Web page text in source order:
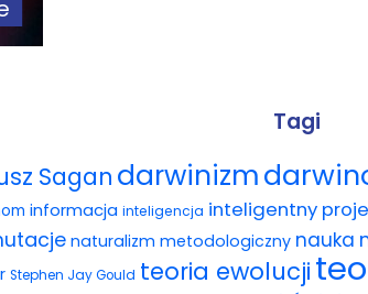
Tagi
Sagan darwinizm
informacja inteligencja inteligentny
naturalizm metodologiczny nauka
Stephen Jay Gould teoria ewolucji